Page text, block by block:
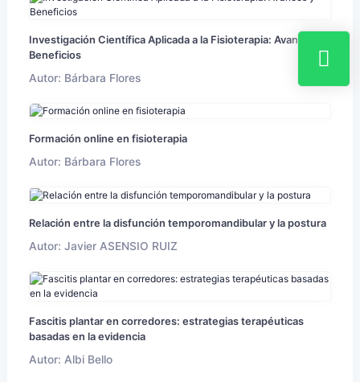
Investigación Científica Aplicada a la Fisioterapia: Avances y
Beneficios
Autor: Bárbara Flores
Formación online en fisioterapia
Autor: Bárbara Flores
Relación entre la disfunción temporomandibular y la postura
Autor: Javier ASENSIO RUIZ
Fascitis plantar en corredores: estrategias terapéuticas
basadas en la evidencia
Autor: Albi Bello